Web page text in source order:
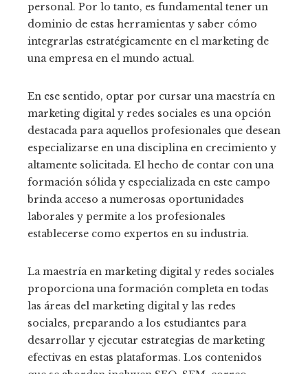
personal. Por lo tanto, es fundamental tener un
dominio de estas herramientas y saber cómo
integrarlas estratégicamente en el marketing de
una empresa en el mundo actual.
En ese sentido, optar por cursar una maestría en
marketing digital y redes sociales es una opción
destacada para aquellos profesionales que desean
especializarse en una disciplina en crecimiento y
altamente solicitada. El hecho de contar con una
formación sólida y especializada en este campo
brinda acceso a numerosas oportunidades
laborales y permite a los profesionales
establecerse como expertos en su industria.
La maestría en marketing digital y redes sociales
proporciona una formación completa en todas
las áreas del marketing digital y las redes
sociales, preparando a los estudiantes para
desarrollar y ejecutar estrategias de marketing
efectivas en estas plataformas. Los contenidos